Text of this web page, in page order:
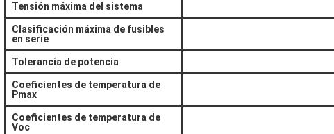
Tensión máxima del sistema
Clasificación máxima de fusibles
en serie
Tolerancia de potencia
Coeficientes de temperatura de
Pmax
Coeficientes de temperatura de
Voc